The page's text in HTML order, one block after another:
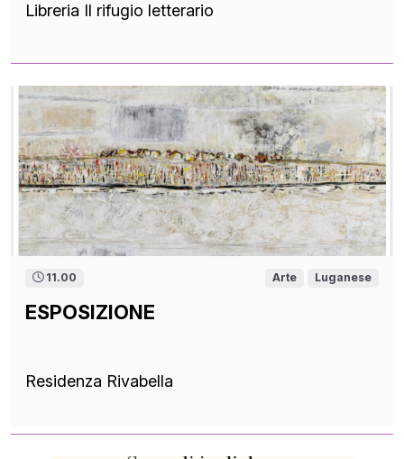
Libreria Il rifugio letterario
11.00 Arte Luganese
ESPOSIZIONE
Residenza Rivabella